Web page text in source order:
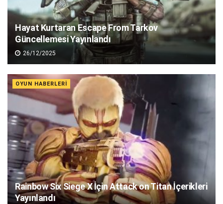
Hayat Kurtaran Escape From Tarkov
Güncellemesi Yayınlandı
26/12/2025
OYUN HABERLERI
Rainbow Six Siege X İçin Attack on Titan İçerikleri
Yayınlandı